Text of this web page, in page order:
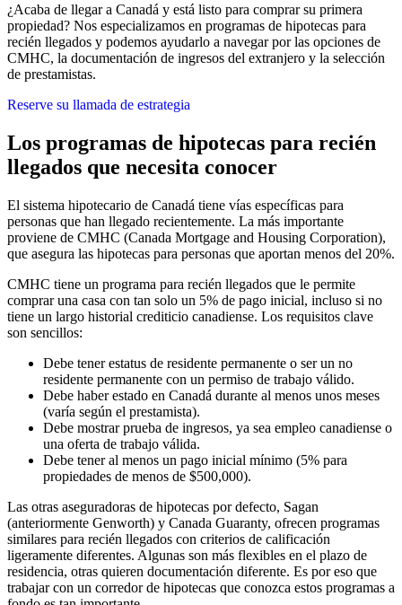
¿Acaba de llegar a Canadá y está listo para comprar su primera
propiedad? Nos especializamos en programas de hipotecas para
recién llegados y podemos ayudarlo a navegar por las opciones de
CMHC, la documentación de ingresos del extranjero y la selección
de prestamistas.
Reserve su llamada de estrategia
Los programas de hipotecas para recién
llegados que necesita conocer
El sistema hipotecario de Canadá tiene vías específicas para
personas que han llegado recientemente. La más importante
proviene de CMHC (Canada Mortgage and Housing Corporation),
que asegura las hipotecas para personas que aportan menos del 20%.
CMHC tiene un programa para recién llegados que le permite
comprar una casa con tan solo un 5% de pago inicial, incluso si no
tiene un largo historial crediticio canadiense. Los requisitos clave
son sencillos:
Debe tener estatus de residente permanente o ser un no
residente permanente con un permiso de trabajo válido.
Debe haber estado en Canadá durante al menos unos meses
(varía según el prestamista).
Debe mostrar prueba de ingresos, ya sea empleo canadiense o
una oferta de trabajo válida.
Debe tener al menos un pago inicial mínimo (5% para
propiedades de menos de $500,000).
Las otras aseguradoras de hipotecas por defecto, Sagan
(anteriormente Genworth) y Canada Guaranty, ofrecen programas
similares para recién llegados con criterios de calificación
ligeramente diferentes. Algunas son más flexibles en el plazo de
residencia, otras quieren documentación diferente. Es por eso que
trabajar con un corredor de hipotecas que conozca estos programas a